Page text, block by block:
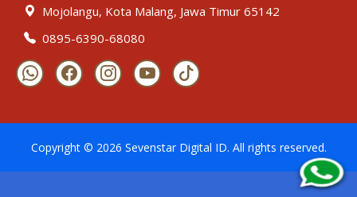
Mojolangu, Kota Malang, Jawa Timur 65142
0895-6390-68080
Copyright © 2026 Sevenstar Digital ID. All rights reserved.